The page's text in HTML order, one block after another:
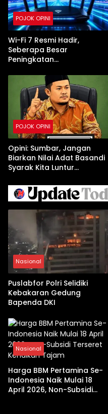
POJOK OPINI
Wi-Fi 7 Resmi Hadir,
Seberapa Besar
Peningkatan
POJOK OPINI
Opini: Sumbar, Jangan
Biarkan Nilai Adat Basandi
Syarak Kita Luntur
Nasional
Puslabfor Polri Selidiki
Kebakaran Gedung
Bapenda DKI
Nasional
Harga BBM Pertamina Se-
Indonesia Naik Mulai 18
April 2026, Non-Subsidi